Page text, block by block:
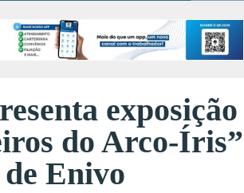
exposição
do Arco-Íris”
de Enivo